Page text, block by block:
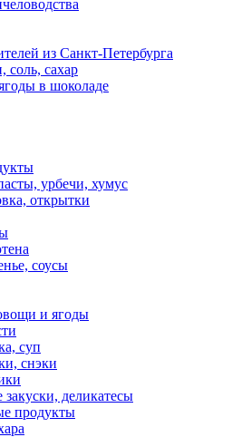
из Санкт-Петербурга
соль, сахар
в шоколаде
урбечи, хумус
открытки
соусы
и ягоды
суп
снэки
деликатесы
продукты